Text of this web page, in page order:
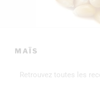
MAÏS
Retrouvez toutes les